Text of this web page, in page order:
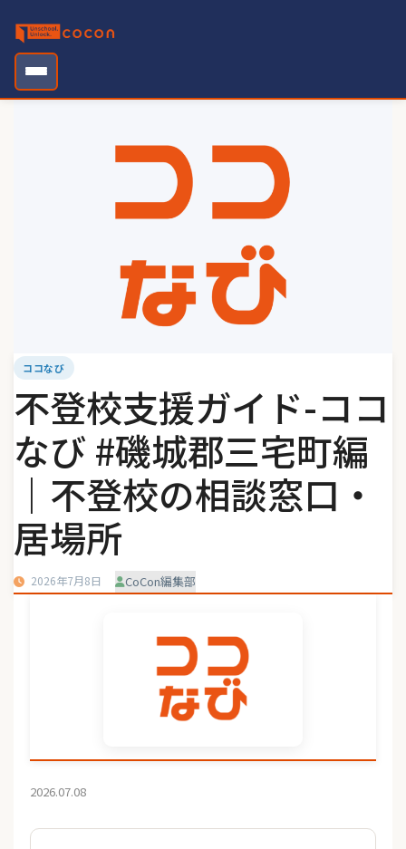
content
ココなび
不登校支援ガイド-ココ
なび #磯城郡三宅町編
｜不登校の相談窓口・
居場所
2026年7月8日 CoCon編集部
2026.07.08